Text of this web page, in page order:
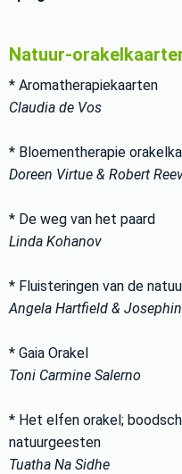
Natuur-
* Aromatherapiekaarten
Claudia de Vos
* Bloementherapie
Doreen Virtue & Robert
* De weg van het paard
Linda Kohanov
* Fluisteringen van de
Angela Hartfield &
* Gaia Orakel
Toni Carmine Salerno
* Het elfen orakel;
natuurgeesten
Tuatha Na Sidhe